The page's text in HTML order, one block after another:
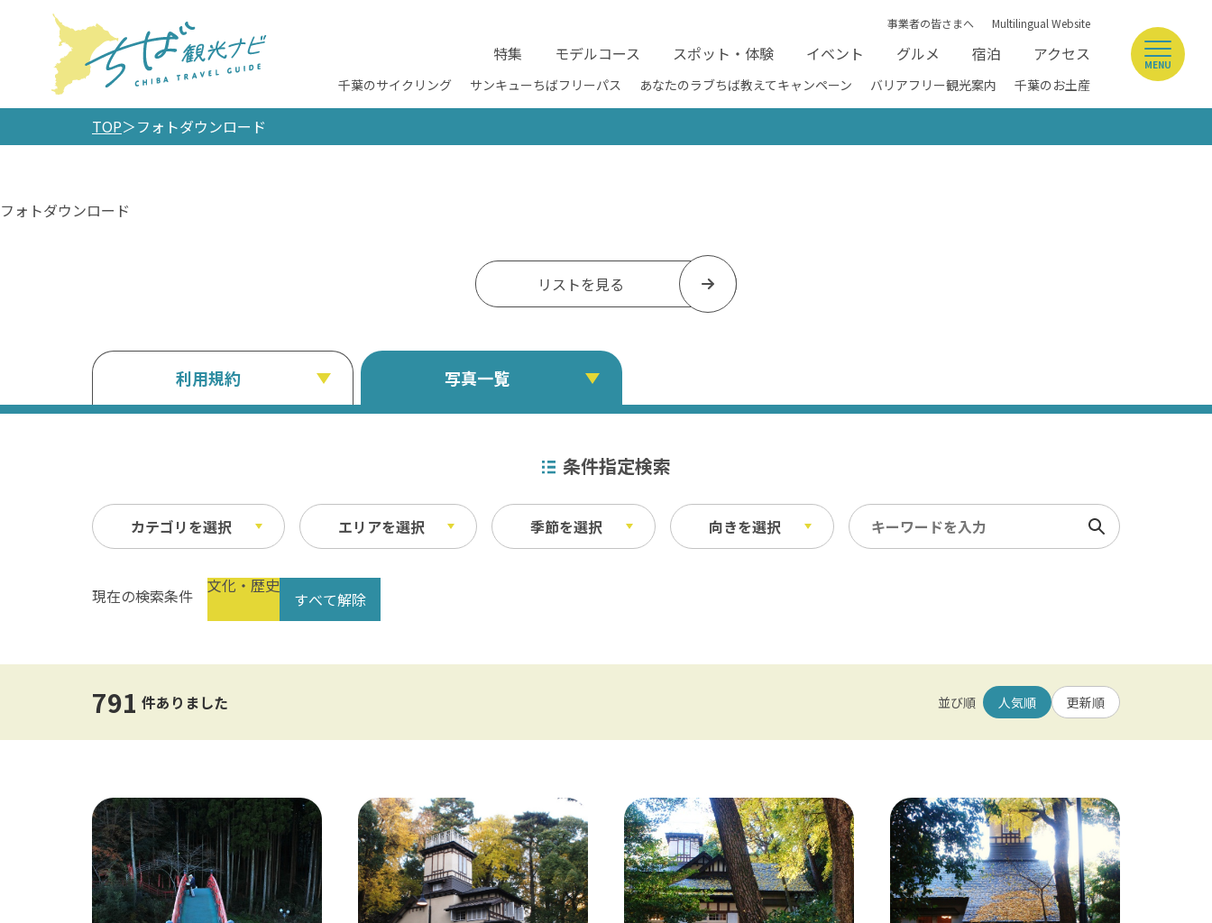
事業者の皆さまへ Multilingual Website
特集 モデルコース スポット・体験 イベント グルメ 宿泊 アクセス
千葉のサイクリング サンキューちばフリーパス あなたのラブちば教えてキャンペーン バリアフリー観光案内 千葉のお土産
MENU
TOP フォトダウンロード
フォトダウンロード
リストを見る
利用規約 写真一覧
条件指定検索
カテゴリを選択 エリアを選択 季節を選択 向きを選択 検索
祭り・イベント 自然
公共の施設
北総
小江戸佐原 / 佐倉ふるさと広場 / 成田山新勝寺 / 銚子（犬吠埼）
九十九里
春 夏
縦 横
現在の検索条件 文化・歴史
すべて解除
791 件ありました 並び順 人気順 更新順